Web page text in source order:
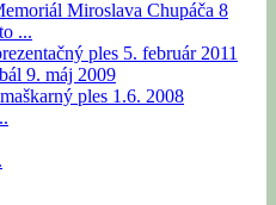
Miroslava Chupáča 8
...
ples 5. február 2011
9. máj 2009
ples 1.6. 2008